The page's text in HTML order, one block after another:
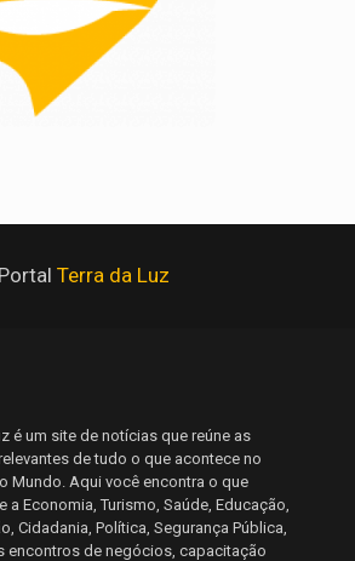
Portal Terra da Luz
é um site de notícias que reúne as
de tudo o que acontece no
Mundo. Aqui você encontra o que
a Economia, Turismo, Saúde, Educação,
Cidadania, Política, Segurança Pública,
encontros de negócios, capacitação